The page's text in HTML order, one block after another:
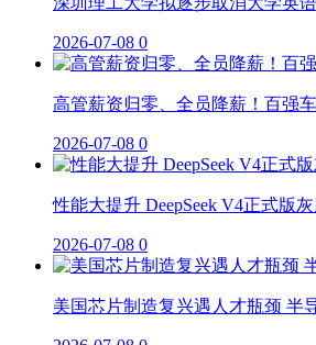
2026-07-08 0
高管薪资归零、全员降薪！百强
2026-07-08 0
性能大提升 DeepSeek V4正式版
2026-07-08 0
美国芯片制造复兴遇人才瓶颈 半